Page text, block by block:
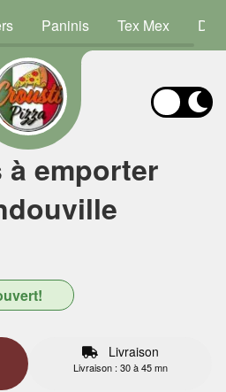
Paninis Tex Mex
emporter
Livraison
Livraison : 30 à 45 mn